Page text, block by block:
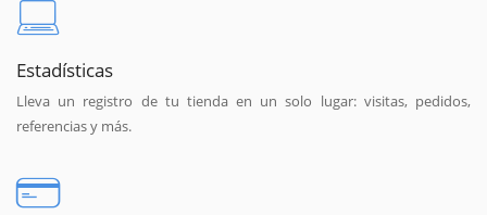
Estadísticas
Lleva un registro de tu tienda en un solo lugar: visitas, pedidos,
referencias y más.